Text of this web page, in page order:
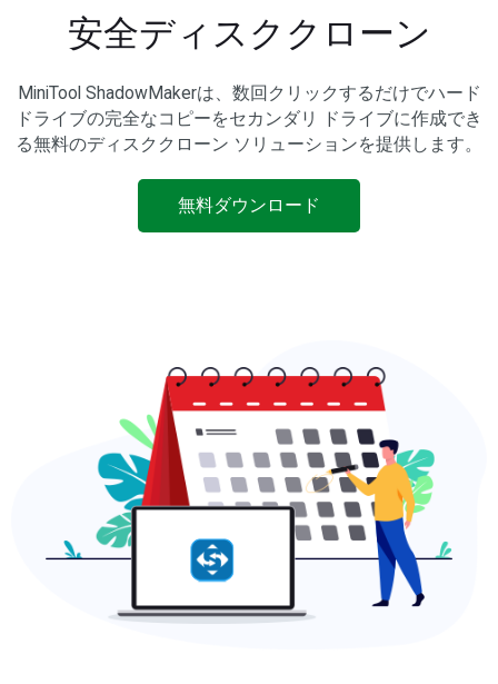
安全ディスククローン
MiniTool ShadowMakerは、数回クリックするだけでハード
ドライブの完全なコピーをセカンダリ ドライブに作成でき
る無料のディスククローン ソリューションを提供します。
無料ダウンロード